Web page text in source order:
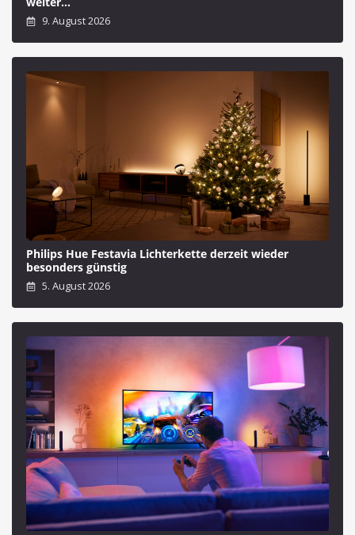
9. August 2026
Philips Hue Festavia Lichterkette derzeit wieder
besonders günstig
5. August 2026